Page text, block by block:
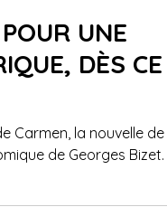
UNE
DÈS CE
Carmen, la nouvelle de
de Georges Bizet.